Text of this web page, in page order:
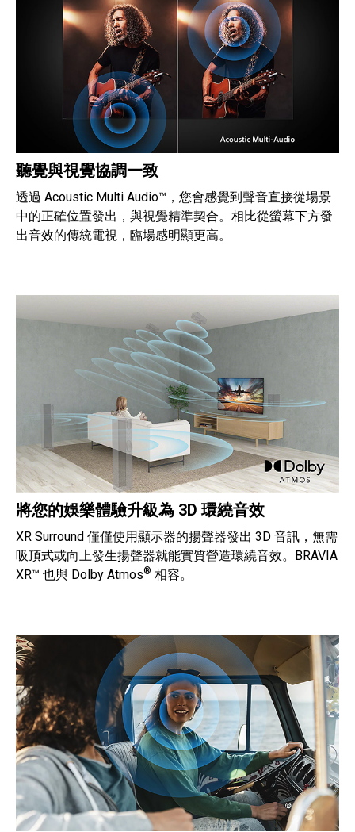
聽覺與視覺協調一致
透過 Acoustic Multi Audio™，您會感覺到聲音直接從場景
中的正確位置發出，與視覺精準契合。相比從螢幕下方發
出音效的傳統電視，臨場感明顯更高。
將您的娛樂體驗升級為 3D 環繞音效
XR Surround 僅僅使用顯示器的揚聲器發出 3D 音訊，無需
吸頂式或向上發生揚聲器就能實質營造環繞音效。BRAVIA
XR™ 也與 Dolby Atmos® 相容。